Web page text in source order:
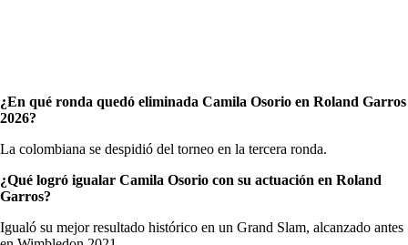
¿En qué ronda quedó eliminada Camila Osorio en Roland Garros
2026?
La colombiana se despidió del torneo en la tercera ronda.
¿Qué logró igualar Camila Osorio con su actuación en Roland
Garros?
Igualó su mejor resultado histórico en un Grand Slam, alcanzado antes